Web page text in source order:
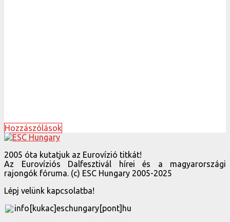
Hozzászólások
2005 óta kutatjuk az Eurovízió titkát!
Az Eurovíziós Dalfesztivál hírei és a magyarországi
rajongók fóruma. (c) ESC Hungary 2005-2025
Lépj velünk kapcsolatba!
info[kukac]eschungary[pont]hu